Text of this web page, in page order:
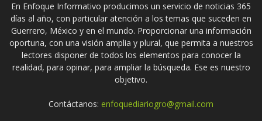
En Enfoque Informativo producimos un servicio de noticias 365
días al año, con particular atención a los temas que suceden en
Guerrero, México y en el mundo. Proporcionar una información
oportuna, con una visión amplia y plural, que permita a nuestros
lectores disponer de todos los elementos para conocer la
realidad, para opinar, para ampliar la búsqueda. Ese es nuestro
objetivo.
Contáctanos: enfoquediariogro@gmail.com